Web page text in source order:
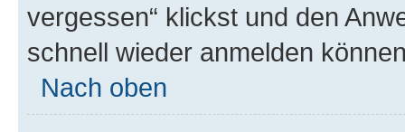
vergessen“ klickst und den
schnell wieder anmelden
Nach oben